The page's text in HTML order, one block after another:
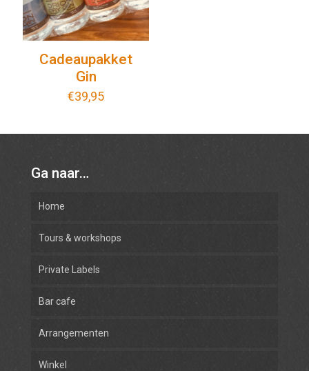
Cadeaupakket
Gin
€39,95
Ga naar…
Home
Tours & workshops
Private Labels
Bar cafe
Arrangementen
Winkel